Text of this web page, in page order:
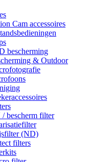
Cam accessoires
bescherming
& Outdoor
bescherm filter
(ND)
filters